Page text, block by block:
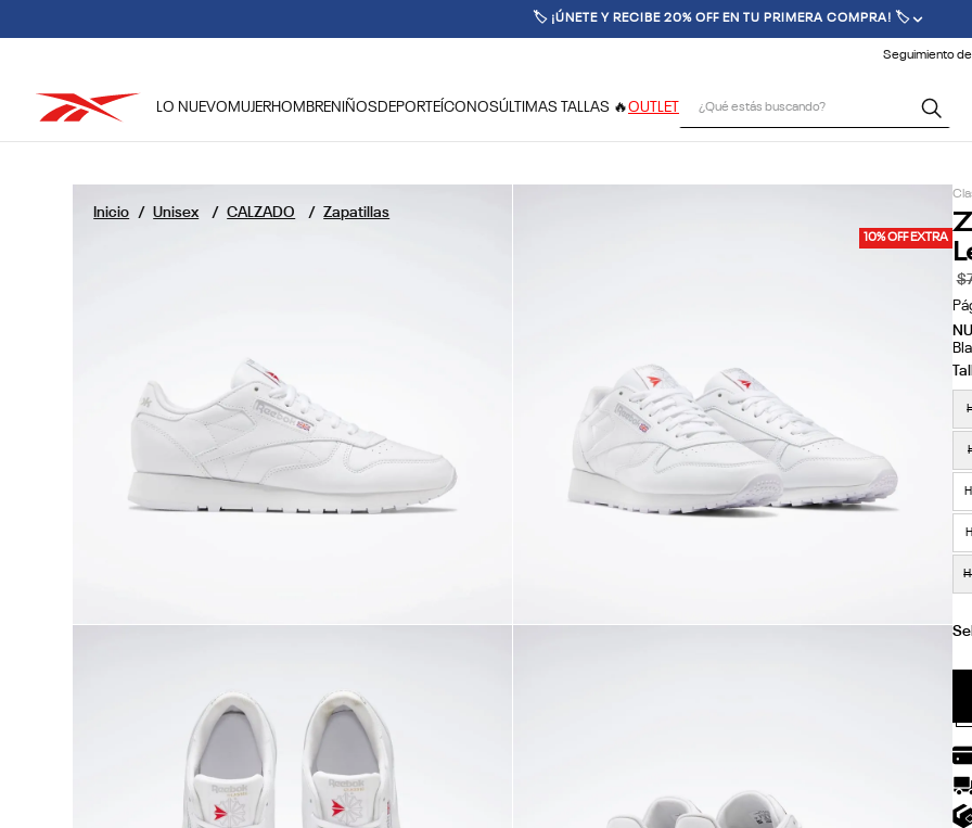
🚚 ENVÍO GRATIS POR COMPRAS SUPERIORES A $70.000 🚚
Seguimiento
LO NUEVO MUJERHOMBRENIÑOSDEPORTE ÍCONOSÚLTIMAS TALLAS 🔥OUTLET
10% OFF EXTRA
Unisex CALZADO Zapatillas
$
1.
reebok classic mujer
2.
club c
6.
polerón
7.
nano 4
8.
nano 5
9.
chaqueta